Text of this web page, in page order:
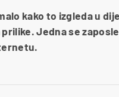
kako to izgleda u
prilike. Jedna se